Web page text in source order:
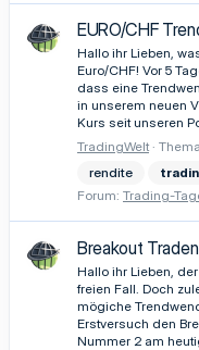
EURO/CHF
Hallo ihr Lieben,
Euro/CHF! Vor 5
dass eine
in unserem neuen
Kurs seit unseren
TradingWelt Thema
rendite
Forum: Trading-
Breakout
Hallo ihr Lieben,
freien Fall. Doch
mögiche
Erstversuch den
Nummer 2 am